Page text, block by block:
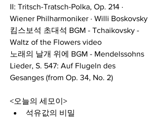
II: Tritsch-Tratsch-Polka, Op. 214 ·
Wiener Philharmoniker · Willi Boskovsky
킴스보석 초대석 BGM - Tchaikovsky -
Waltz of the Flowers video
노래의 날개 위에 BGM - Mendelssohns
Lieder, S. 547: Auf Flugeln des
Gesanges (from Op. 34, No. 2)
<오늘의 세모이>
석유값의 비밀